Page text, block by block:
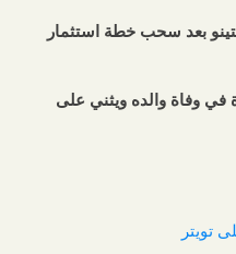
بعد سحب خطة استثمار
في وفاة والده ويثني على